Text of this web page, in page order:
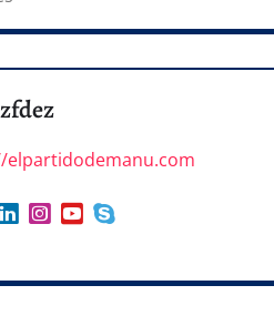
elpartidodemanu.com